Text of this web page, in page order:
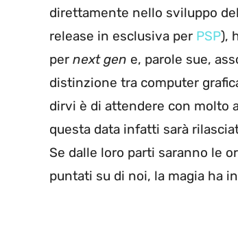
direttamente nello sviluppo
release in esclusiva per PSP),
per next gen e, parole sue,
distinzione tra computer
dirvi è di attendere con molto
questa data infatti sarà
Se dalle loro parti saranno le
puntati su di noi, la magia ha